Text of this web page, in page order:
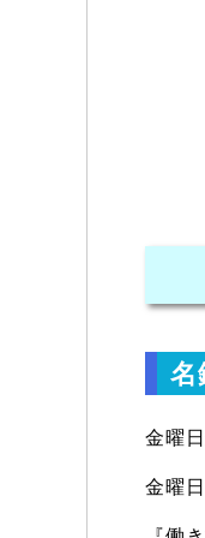
名
金曜
金曜